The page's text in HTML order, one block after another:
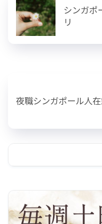
シンガポ
リ
夜職シンガポール人